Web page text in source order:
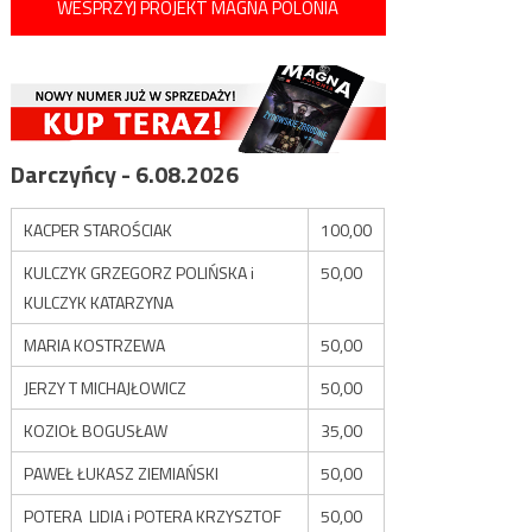
WESPRZYJ PROJEKT MAGNA POLONIA
Darczyńcy - 6.08.2026
KACPER STAROŚCIAK
100,00
KULCZYK GRZEGORZ POLIŃSKA i
KULCZYK KATARZYNA
50,00
MARIA KOSTRZEWA
50,00
JERZY T MICHAJŁOWICZ
50,00
KOZIOŁ BOGUSŁAW
35,00
PAWEŁ ŁUKASZ ZIEMIAŃSKI
50,00
POTERA LIDIA i POTERA KRZYSZTOF
50,00